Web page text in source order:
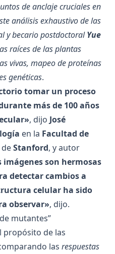
de anclaje cruciales en
análisis exhaustivo de las
y becario postdoctoralYue
raíces de las plantas
vivas, mapeo de proteínas
genéticas.
tomar un proceso
más de 100 años
, dijo José
en la Facultad de
deStanford, y autor
imágenes son hermosas
detectar cambios a
celular ha sido
observar», dijo.
mutantes”
propósito de las
las respuestas